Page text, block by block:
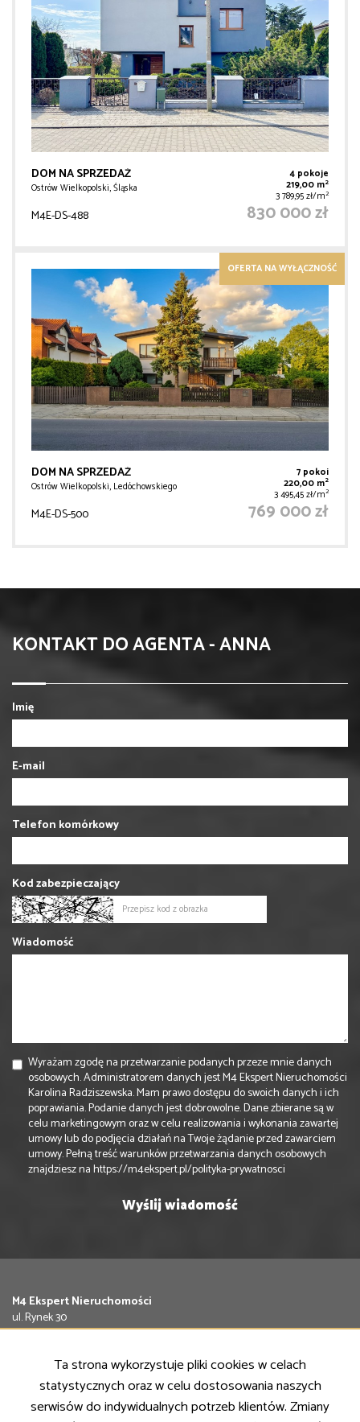
DOM NA SPRZEDAŻ
Ostrów Wielkopolski, Śląska
4 pokoje
219,00 m2
3 789,95 zł/m2
M4E-DS-488 830 000 zł
OFERTA NA WYŁĄCZNOŚĆ
DOM NA SPRZEDAŻ
Ostrów Wielkopolski, Ledóchowskiego
7 pokoi
220,00 m2
3 495,45 zł/m2
M4E-DS-500 769 000 zł
KONTAKT DO AGENTA - ANNA
Imię
E-mail
Telefon komórkowy
Kod zabezpieczający
Wiadomość
Wyrażam zgodę na przetwarzanie podanych przeze mnie danych
osobowych. Administratorem danych jest M4 Ekspert Nieruchomości
Karolina Radziszewska. Mam prawo dostępu do swoich danych i ich
poprawiania. Podanie danych jest dobrowolne. Dane zbierane są w
celu marketingowym oraz w celu realizowania i wykonania zawartej
umowy lub do podjęcia działań na Twoje żądanie przed zawarciem
umowy. Pełną treść warunków przetwarzania danych osobowych
znajdziesz nahttps://m4ekspert.pl/polityka-prywatnosci
M4 Ekspert Nieruchomości
ul. Rynek 30
63-400 Ostrów Wielkopolski
biuro@m4ekspert.pl
NASZE OFERTY
Ta strona wykorzystuje pliki cookies w celach
statystycznych oraz w celu dostosowania naszych
serwisów do indywidualnych potrzeb klientów. Zmiany